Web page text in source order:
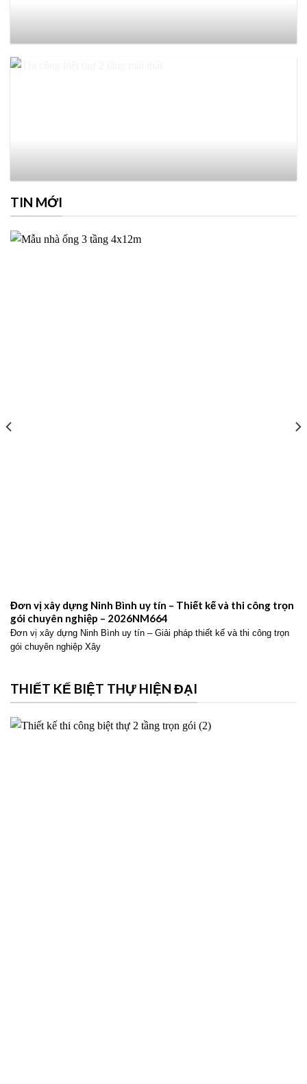
TIN MỚI
Đơn vị xây dựng Ninh Bình uy tín – Thiết kế và thi công trọn
gói chuyên nghiệp – 2026NM664
Đơn vị xây dựng Ninh Bình uy tín – Giải pháp thiết kế và thi công trọn
gói chuyên nghiệp Xây
THIẾT KẾ BIỆT THỰ HIỆN ĐẠI